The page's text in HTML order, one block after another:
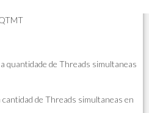
quantidade de Threads simultaneas
cantidad de Threads simultaneas en